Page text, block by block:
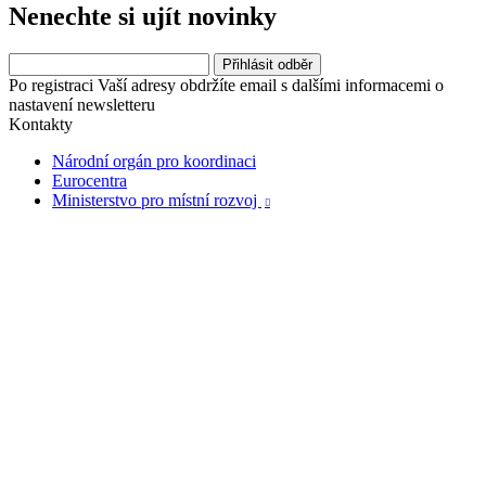
Nenechte si ujít novinky
Po registraci Vaší adresy obdržíte email s dalšími informacemi o
nastavení newsletteru
Kontakty
Národní orgán pro koordinaci
Eurocentra
Ministerstvo pro místní rozvoj
